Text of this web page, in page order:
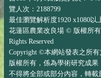
覽人次：2188799
最佳瀏覽解析度1920 x1080以
花蓮區農業改良場 © 版權所
Rights Reserved
Copyright ©本網站發表之所
版權所有，係為學術研究成果
不得將全部或部分內容，轉載